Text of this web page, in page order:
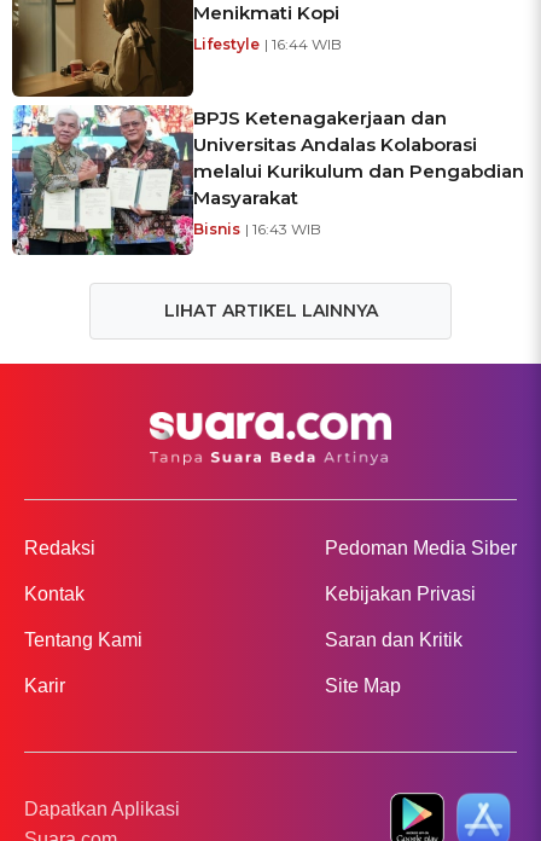
Menikmati Kopi
Lifestyle | 16:44 WIB
BPJS Ketenagakerjaan dan
Universitas Andalas Kolaborasi
melalui Kurikulum dan Pengabdian
Masyarakat
Bisnis | 16:43 WIB
LIHAT ARTIKEL LAINNYA
Redaksi
Kontak
Tentang Kami
Karir
Pedoman Media Siber
Kebijakan Privasi
Saran dan Kritik
Site Map
Dapatkan Aplikasi